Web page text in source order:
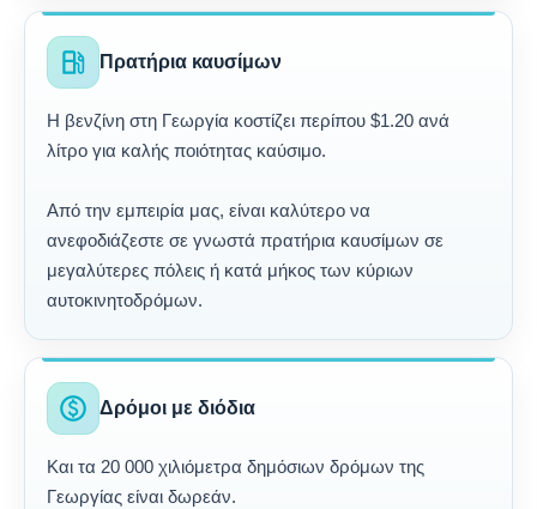
local_gas_station Πρατήρια καυσίμων
Η βενζίνη στη Γεωργία κοστίζει περίπου $1.20 ανά
λίτρο για καλής ποιότητας καύσιμο.
Από την εμπειρία μας, είναι καλύτερο να
ανεφοδιάζεστε σε γνωστά πρατήρια καυσίμων σε
μεγαλύτερες πόλεις ή κατά μήκος των κύριων
αυτοκινητοδρόμων.
paid Δρόμοι με διόδια
Και τα 20 000 χιλιόμετρα δημόσιων δρόμων της
Γεωργίας είναι δωρεάν.